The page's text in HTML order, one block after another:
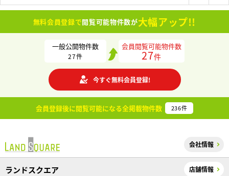
無料会員登録で閲覧可能物件数が大幅アップ!!
一般公開物件数
27件
会員閲覧可能物件数
27件
今すぐ無料会員登録!
会員登録後に閲覧可能になる全掲載物件数 236件
会社情報
ランドスクエア 店舗情報